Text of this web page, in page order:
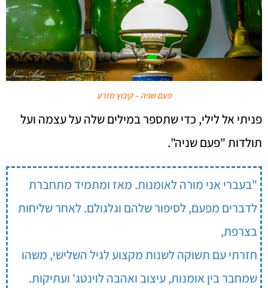
פעם שניה – קיבוץ מזרע
פניתי אל לילי, כדי שתספר במילים שלה על עצמה ועל
תולדות "פעם שניה".
"בעברי אני מורה לאומנות. מאז ומתמיד מתחברת
לדברים מפעם, לסיפור שלהם וגלגולם. לאחר שליחות
בצרפת,
חזרתי עם תשוקה לשנות מקצוע לגיל השלישי, משהו
שמחבר בין אומנות, עיצוב ואהבה לוינטג' ועתיקות.